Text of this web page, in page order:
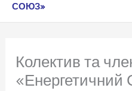
СОЮЗ»
Колектив та